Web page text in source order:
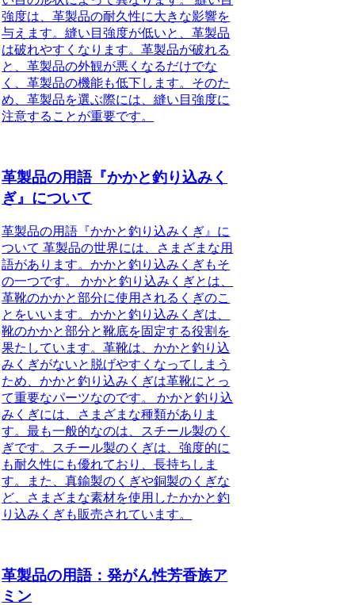
強度は、革製品の耐久性に大きな影響を
与えます。縫い目強度が低いと、革製品
は破れやすくなります。革製品が破れる
と、革製品の外観が悪くなるだけでな
く、革製品の機能も低下します。そのた
め、革製品を選ぶ際には、縫い目強度に
注意することが重要です。
革製品の用語『かかと釣り込みく
ぎ』について
革製品の用語『かかと釣り込みくぎ』に
ついて 革製品の世界には、さまざまな用
語があります。かかと釣り込みくぎもそ
の一つです。 かかと釣り込みくぎとは、
革靴のかかと部分に使用されるくぎのこ
とをいいます。かかと釣り込みくぎは、
靴のかかと部分と靴底を固定する役割を
果たしています。革靴は、かかと釣り込
みくぎがないと脱げやすくなってしまう
ため、かかと釣り込みくぎは革靴にとっ
て重要なパーツなのです。 かかと釣り込
みくぎには、さまざまな種類がありま
す。最も一般的なのは、スチール製のく
ぎです。スチール製のくぎは、強度的に
も耐久性にも優れており、長持ちしま
す。また、真鍮製のくぎや銅製のくぎな
ど、さまざまな素材を使用したかかと釣
り込みくぎも販売されています。
革製品の用語：発がん性芳香族ア
ミン